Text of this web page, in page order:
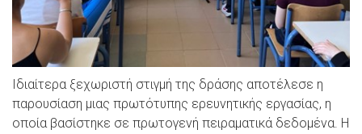
Ιδιαίτερα ξεχωριστή στιγμή της δράσης αποτέλεσε η
παρουσίαση μιας πρωτότυπης ερευνητικής εργασίας, η
οποία βασίστηκε σε πρωτογενή πειραματικά δεδομένα. Η